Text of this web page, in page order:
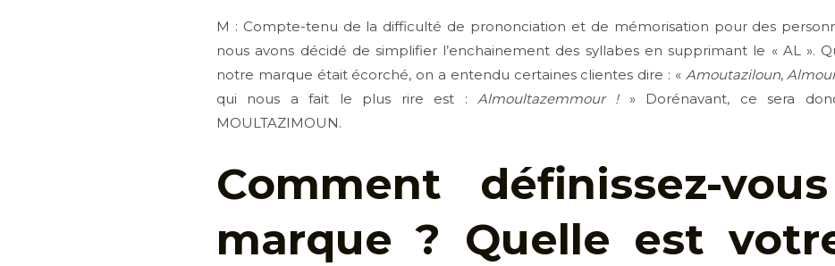
M : Compte-tenu de la difficulté de prononciation et de mémorisation pour des
nous avons décidé de simplifier l’enchainement des syllabes en supprimant le « AL ».
notre marque était écorché, on a entendu certaines clientes dire : « Amoutaziloun,
qui nous a fait le plus rire est : Almoultazemmour ! » Dorénavant, ce sera
MOULTAZIMOUN.
Comment définissez-
marque ? Quelle est